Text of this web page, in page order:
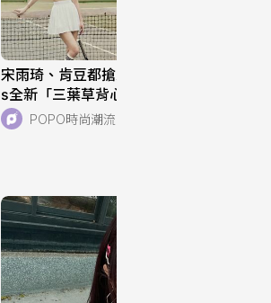
宋雨琦、肯豆都搶穿！adidas Original
s全新「三葉草背心、運動褲」美到想
天天穿！直接當日常穿也超適合！
POPO時尚潮流